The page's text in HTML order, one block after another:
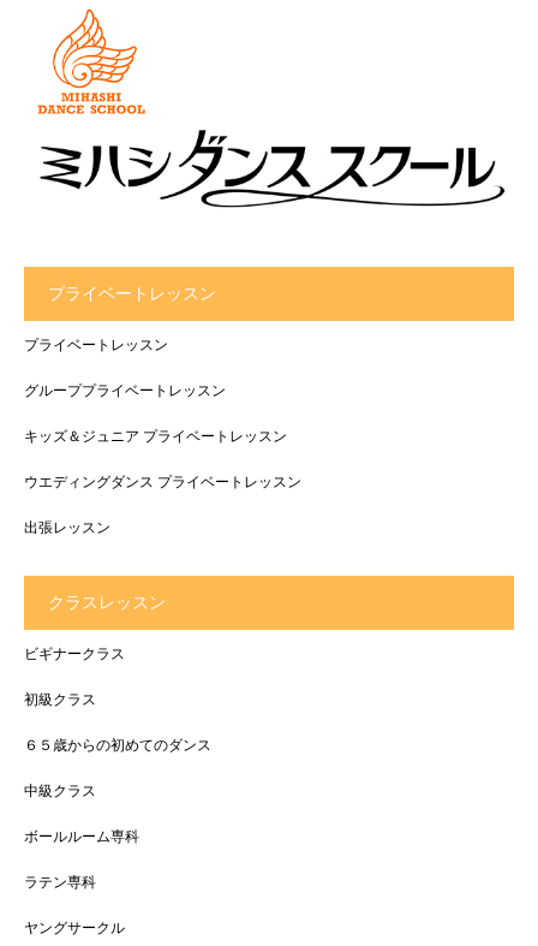
プライベートレッスン
プライベートレッスン
グループプライベートレッスン
キッズ＆ジュニア プライベートレッスン
ウエディングダンス プライベートレッスン
出張レッスン
クラスレッスン
ビギナークラス
初級クラス
６５歳からの初めてのダンス
中級クラス
ボールルーム専科
ラテン専科
ヤングサークル